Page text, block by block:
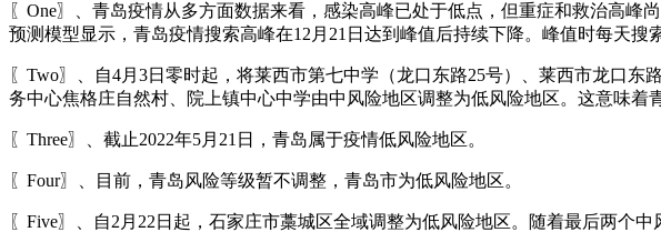
〖One〗、青岛疫情从多方面数据来看，感染高峰已处于低点，但重症和救治高
预测模型显示，青岛疫情搜索高峰在12月21日达到峰值后持续下降。峰值时每天搜
〖Two〗、自4月3日零时起，将莱西市第七中学（龙口东路25号）、莱西市龙口
务中心焦格庄自然村、院上镇中心中学由中风险地区调整为低风险地区。这意味着
〖Three〗、截止2022年5月21日，青岛属于疫情低风险地区。
〖Four〗、目前，青岛风险等级暂不调整，青岛市为低风险地区。
〖Five〗、自2月22日起，石家庄市藁城区全域调整为低风险地区。随着最后两个